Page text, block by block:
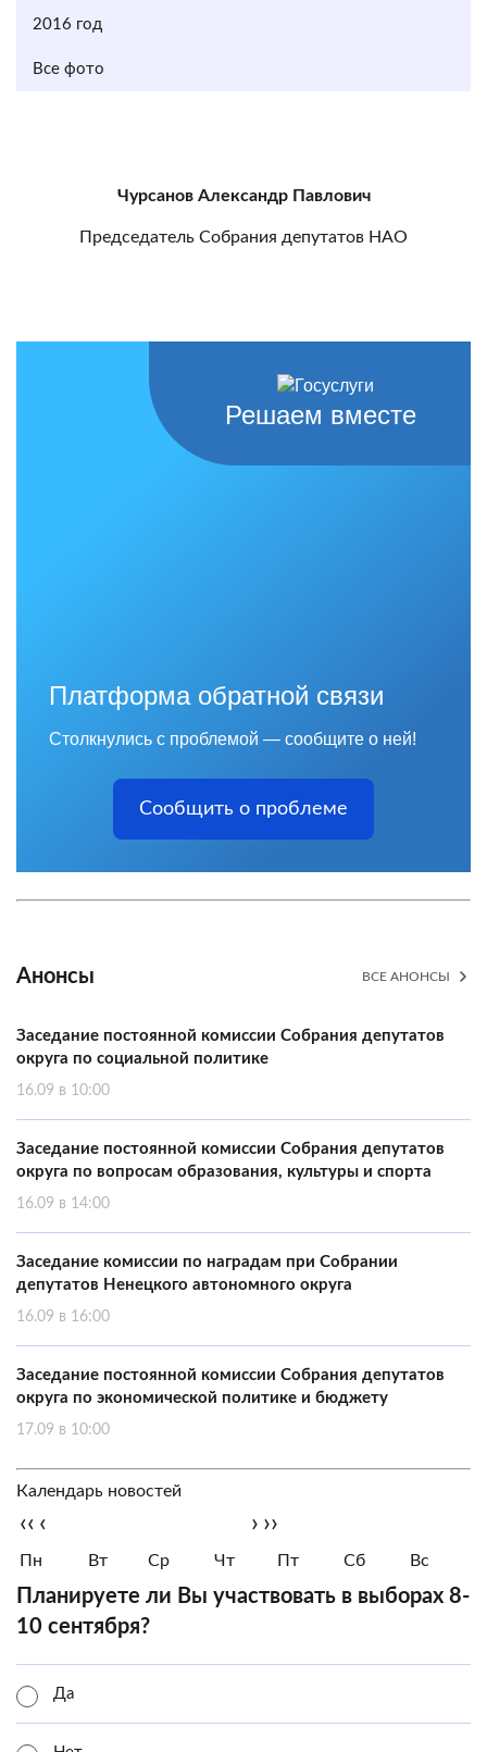
2016 год
Все фото
Чурсанов Александр Павлович
Председатель Собрания депутатов НАО
Решаем вместе
Платформа обратной связи
Столкнулись с проблемой — сообщите о ней!
Сообщить о проблеме
Анонсы ВСЕ АНОНСЫ
Заседание постоянной комиссии Собрания депутатов
округа по социальной политике
16.09 в 10:00
Заседание постоянной комиссии Собрания депутатов
округа по вопросам образования, культуры и спорта
16.09 в 14:00
Заседание комиссии по наградам при Собрании
депутатов Ненецкого автономного округа
16.09 в 16:00
Заседание постоянной комиссии Собрания депутатов
округа по экономической политике и бюджету
17.09 в 10:00
Календарь новостей
‹‹ ‹ › ››
Пн Вт Ср Чт Пт Сб Вс
Планируете ли Вы участвовать в выборах 8-
10 сентября?
Да